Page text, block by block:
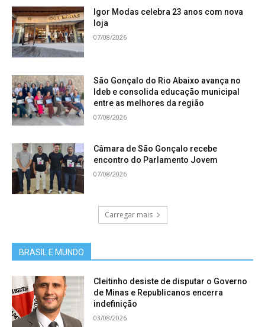
Igor Modas celebra 23 anos com nova
loja
07/08/2026
São Gonçalo do Rio Abaixo avança no
Ideb e consolida educação municipal
entre as melhores da região
07/08/2026
Câmara de São Gonçalo recebe
encontro do Parlamento Jovem
07/08/2026
Carregar mais
BRASIL E MUNDO
Cleitinho desiste de disputar o Governo
de Minas e Republicanos encerra
indefinição
03/08/2026